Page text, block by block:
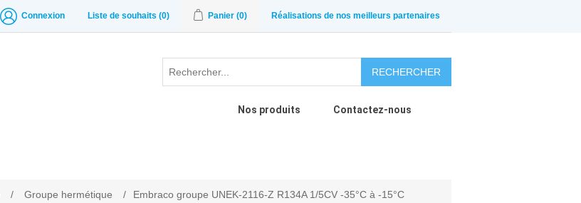
Connexion Liste de souhaits (0) Panier (0) Réalisations de nos meilleurs partenaires
RECHERCHER
Nos produits Contactez-nous
/ Groupe hermétique / Embraco groupe UNEK-2116-Z R134A 1/5CV -35°C à -15°C